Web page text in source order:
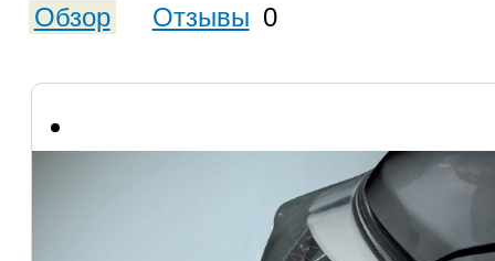
Обзор Отзывы 0